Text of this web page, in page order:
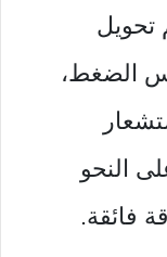
تحويل
الضغط،
النحو
فائقة.